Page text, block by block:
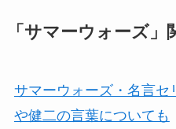
「サマーウォーズ」
サマーウォーズ・名言セ
や健二の言葉についても